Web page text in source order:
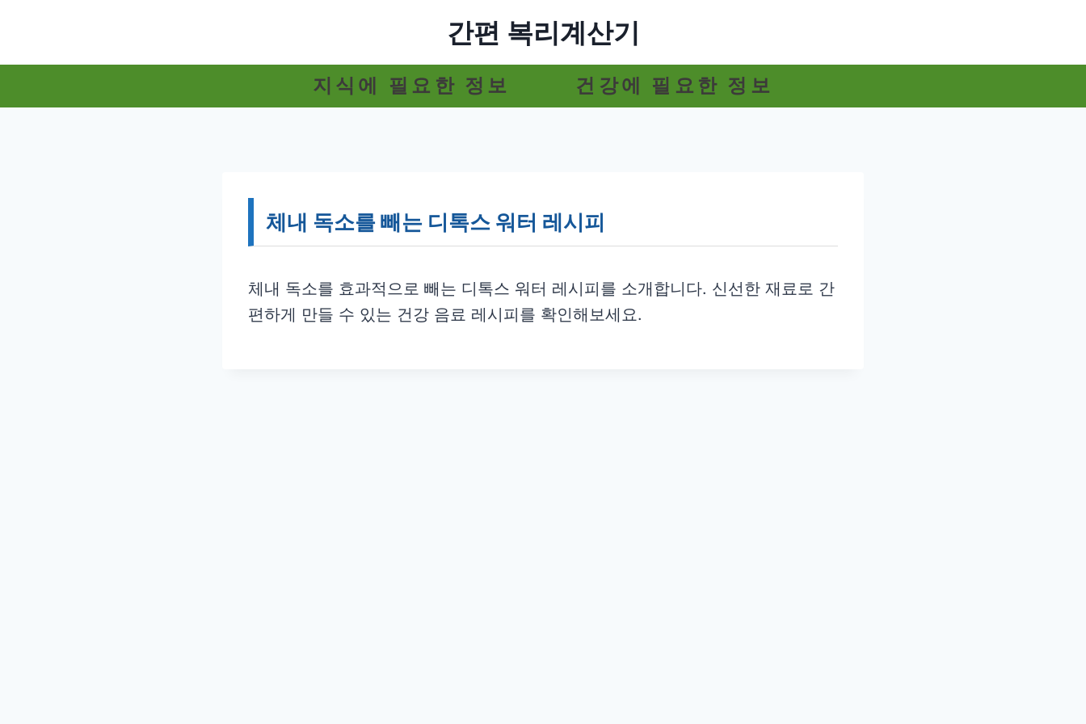
content
간편 복리계산기
지식에 필요한 정보 건강에 필요한 정보
체내 독소를 빼는 디톡스 워터 레시피
체내 독소를 효과적으로 빼는 디톡스 워터 레시피를 소개합니다. 신선한 재료로 간
편하게 만들 수 있는 건강 음료 레시피를 확인해보세요.